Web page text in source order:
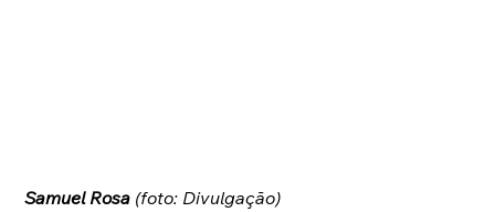
Samuel Rosa (foto: Divulgação)